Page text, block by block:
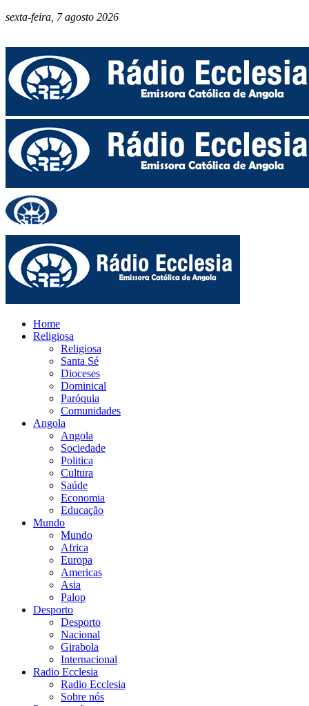
sexta-feira, 7 agosto 2026
Home
Religiosa
Religiosa
Santa Sé
Dioceses
Dominical
Paróquia
Comunidades
Angola
Angola
Sociedade
Politica
Cultura
Saúde
Economia
Educação
Mundo
Mundo
Africa
Europa
Americas
Asia
Palop
Desporto
Desporto
Nacional
Girabola
Internacional
Radio Ecclesia
Radio Ecclesia
Sobre nós